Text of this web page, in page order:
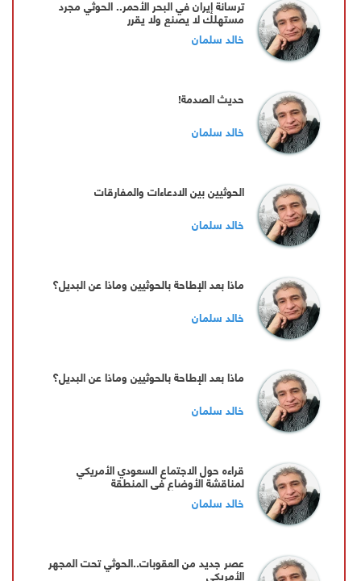
ترسانة إيران في البحر الأحمر.. الحوثي مجرد
مستهلك لا يصنع ولا يقرر
خالد سلمان
حديث الصدمة!
خالد سلمان
الحوثيين بين الادعاءات والمفارقات
خالد سلمان
ماذا بعد الإطاحة بالحوثيين وماذا عن البديل؟
خالد سلمان
ماذا بعد الإطاحة بالحوثيين وماذا عن البديل؟
خالد سلمان
قراءه حول الاجتماع السعودي الأمريكي
لمناقشة الأوضاع في المنطقة
خالد سلمان
عصر جديد من العقوبات..الحوثي تحت المجهر
الأمريكي